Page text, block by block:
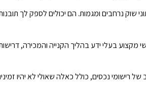
שוק נרחבים ומגמות. הם יכולים לספק לך
מקצוע בעלי ידע בהליך הקנייה והמכירה,
של רישומי נכסים, כולל כאלה שאולי לא יהיו